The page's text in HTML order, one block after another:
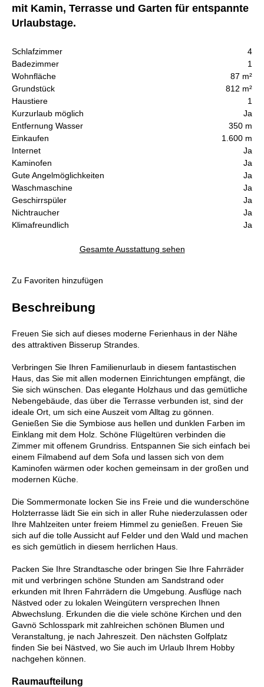
mit Kamin, Terrasse und Garten für entspannte
Urlaubstage.
Schlafzimmer
4
Badezimmer
1
Wohnfläche
87 m²
Grundstück
812 m²
Haustiere
1
Kurzurlaub möglich
Ja
Entfernung Wasser
350 m
Einkaufen
1.600 m
Internet
Ja
Kaminofen
Ja
Gute Angelmöglichkeiten
Ja
Waschmaschine
Ja
Geschirrspüler
Ja
Nichtraucher
Ja
Klimafreundlich
Ja
Gesamte Ausstattung sehen
Zu Favoriten hinzufügen
Beschreibung
Freuen Sie sich auf dieses moderne Ferienhaus in der Nähe
des attraktiven Bisserup Strandes.
Verbringen Sie Ihren Familienurlaub in diesem fantastischen
Haus, das Sie mit allen modernen Einrichtungen empfängt, die
Sie sich wünschen. Das elegante Holzhaus und das gemütliche
Nebengebäude, das über die Terrasse verbunden ist, sind der
ideale Ort, um sich eine Auszeit vom Alltag zu gönnen.
Genießen Sie die Symbiose aus hellen und dunklen Farben im
Einklang mit dem Holz. Schöne Flügeltüren verbinden die
Zimmer mit offenem Grundriss. Entspannen Sie sich einfach bei
einem Filmabend auf dem Sofa und lassen sich von dem
Kaminofen wärmen oder kochen gemeinsam in der großen und
modernen Küche.
Die Sommermonate locken Sie ins Freie und die wunderschöne
Holzterrasse lädt Sie ein sich in aller Ruhe niederzulassen oder
Ihre Mahlzeiten unter freiem Himmel zu genießen. Freuen Sie
sich auf die tolle Aussicht auf Felder und den Wald und machen
es sich gemütlich in diesem herrlichen Haus.
Packen Sie Ihre Strandtasche oder bringen Sie Ihre Fahrräder
mit und verbringen schöne Stunden am Sandstrand oder
erkunden mit Ihren Fahrrädern die Umgebung. Ausflüge nach
Nästved oder zu lokalen Weingütern versprechen Ihnen
Abwechslung. Erkunden die die viele schöne Kirchen und den
Gavnö Schlosspark mit zahlreichen schönen Blumen und
Veranstaltung, je nach Jahreszeit. Den nächsten Golfplatz
finden Sie bei Nästved, wo Sie auch im Urlaub Ihrem Hobby
nachgehen können.
Raumaufteilung